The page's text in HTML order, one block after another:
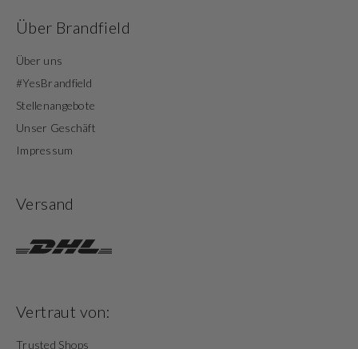
Über Brandfield
Über uns
#YesBrandfield
Stellenangebote
Unser Geschäft
Impressum
Versand
Vertraut von:
Trusted Shops